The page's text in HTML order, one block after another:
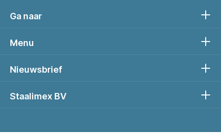
Staalimex BV
Nieuwsbrief
Ga naar
Menu